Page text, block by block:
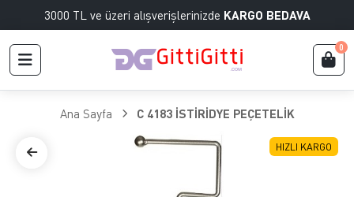
3000 TL ve üzeri alışverişlerinizde KARGO BEDAVA
0
Ana Sayfa C 4183 İSTİRİDYE PEÇETELİK
HIZLI KARGO